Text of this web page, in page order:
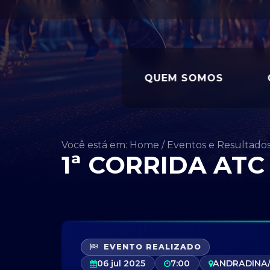
QUEM SOMOS
Você está em: Home / Eventos e
1ª CORRIDA
EVENTO REALIZADO
06 jul 2025 7:00